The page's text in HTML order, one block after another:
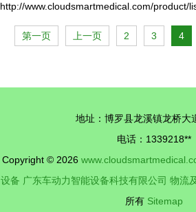
路径与关键
技术
设备演进
观风
球阀
http://www.cloudsmartmedical.com/product/
第一页 上一页 2 3 4
地址：博罗县龙溪镇龙桥大
电话：1339218**
Copyright © 2026
设备 广东车动力智能设备科技有限公司 物流
所有 Sitemap